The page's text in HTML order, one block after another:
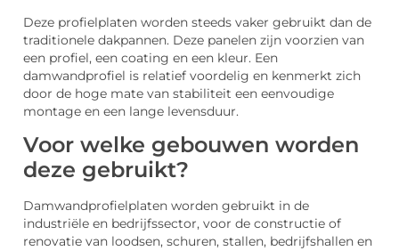
Deze profielplaten worden steeds vaker gebruikt dan de
traditionele dakpannen. Deze panelen zijn voorzien van
een profiel, een coating en een kleur. Een
damwandprofiel is relatief voordelig en kenmerkt zich
door de hoge mate van stabiliteit een eenvoudige
montage en een lange levensduur.
Voor welke gebouwen worden
deze gebruikt?
Damwandprofielplaten worden gebruikt in de
industriële en bedrijfssector, voor de constructie of
renovatie van loodsen, schuren, stallen, bedrijfshallen en